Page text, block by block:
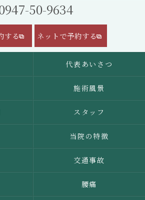
50-9634
する ネットで予約する
代表あいさつ
施術風景
スタッフ
当院の特徴
交通事故
腰痛